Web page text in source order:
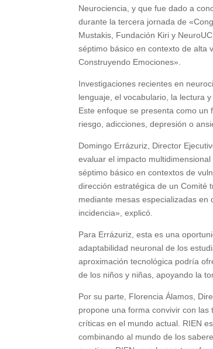
Neurociencia, y que fue dado a
durante la tercera jornada de
Mustakis, Fundación Kiri y
séptimo básico en contexto de alta
Construyendo Emociones».
Investigaciones recientes en
lenguaje, el vocabulario, la lectura
Este enfoque se presenta como un
riesgo, adicciones, depresión o
Domingo Errázuriz, Director
evaluar el impacto
séptimo básico en contextos de
dirección estratégica de un Comité
mediante mesas especializadas
incidencia», explicó.
Para Errázuriz, esta es una
adaptabilidad neuronal de los
aproximación tecnológica podría
de los niños y niñas, apoyando la
Por su parte, Florencia Álamos,
propone una forma convivir con
críticas en el mundo actual. RIEN
combinando al mundo de los